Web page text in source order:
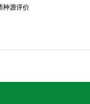
种源评价